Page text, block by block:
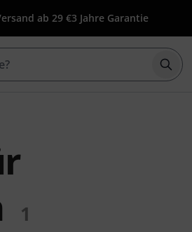
ab 29 €3 Jahre Garantie
1